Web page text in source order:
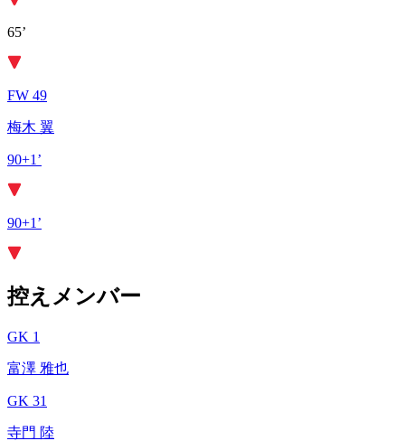
65’
FW 49
梅木 翼
90+1’
90+1’
控えメンバー
GK 1
富澤 雅也
GK 31
寺門 陸